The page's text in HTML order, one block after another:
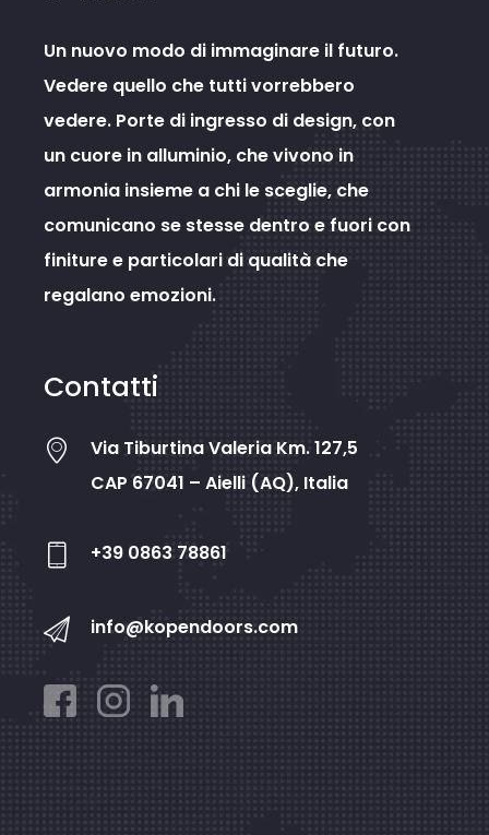
Un nuovo modo di immaginare il futuro.
Vedere quello che tutti vorrebbero
vedere. Porte di ingresso di design, con
un cuore in alluminio, che vivono in
armonia insieme a chi le sceglie, che
comunicano se stesse dentro e fuori con
finiture e particolari di qualità che
regalano emozioni.
Contatti
Via Tiburtina Valeria Km. 127,5
CAP 67041 – Aielli (AQ), Italia
+39 0863 78861
info@kopendoors.com